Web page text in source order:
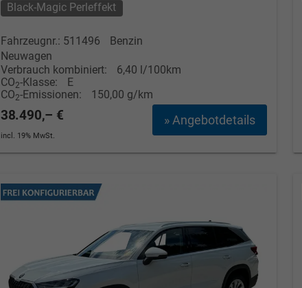
Black-Magic Perleffekt
Fahrzeugnr.: 511496
Benzin
Neuwagen
Verbrauch kombiniert:
6,40 l/100km
CO2-Klasse:
E
CO2-Emissionen: 150,00 g/km
» Angebotdetails
38.490,– €
incl. 19% MwSt.